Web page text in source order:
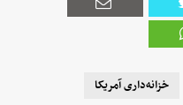
خزانه‌داری آمریکا